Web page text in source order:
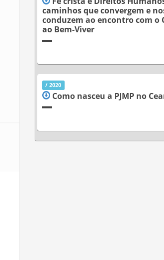
caminhos que convergem e
conduzem ao encontro com o
ao Bem-Viver
/ 2020
Como nasceu a PJMP no